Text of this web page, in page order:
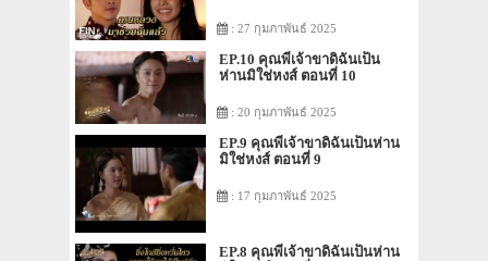
: 27 กุมภาพันธ์ 2025
EP.10 คุณพี่เจ้าขาดิฉันเป็น
ห่านมิใช่หงส์ ตอนที่ 10
: 20 กุมภาพันธ์ 2025
EP.9 คุณพี่เจ้าขาดิฉันเป็นห่าน
มิใช่หงส์ ตอนที่ 9
: 17 กุมภาพันธ์ 2025
EP.8 คุณพี่เจ้าขาดิฉันเป็นห่าน